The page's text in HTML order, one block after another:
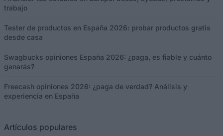
trabajo
Tester de productos en España 2026: probar productos gratis
desde casa
Swagbucks opiniones España 2026: ¿paga, es fiable y cuánto
ganarás?
Freecash opiniones 2026: ¿paga de verdad? Análisis y
experiencia en España
Artículos populares